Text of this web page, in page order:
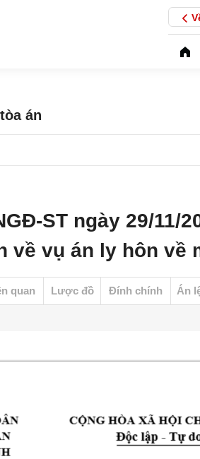
án
ST ngày 29/11/
về vụ án ly hôn về
quan Lược đồ Đính chính Án